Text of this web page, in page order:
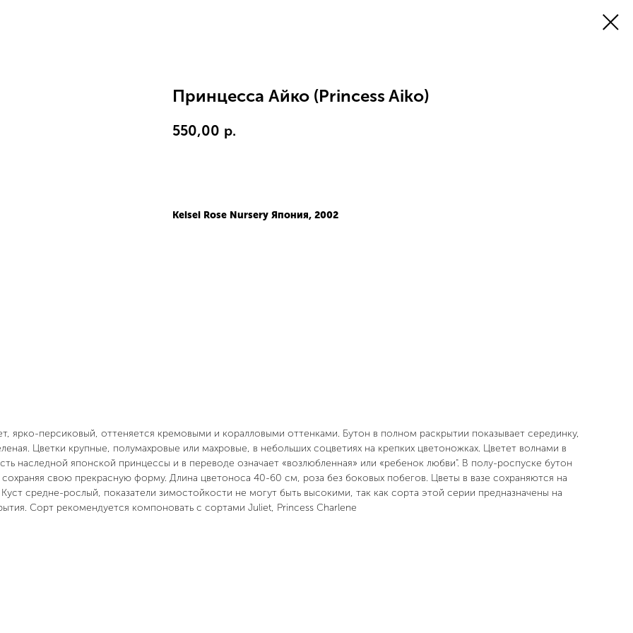
Принцесса Айко (Princess Aiko)
550,00 р.
Keisei Rose Nursery Япония, 2002
ярко-персиковый, оттеняется кремовыми и коралловыми оттенками. Бутон в полном раскрытии показывает серединку,
Цветки крупные, полумахровые или махровые, в небольших соцветиях на крепких цветоножках. Цветет волнами в
наследной японской принцессы и в переводе означает «возлюбленная» или «ребенок любви". В полу-роспуске бутон
свою прекрасную форму. Длина цветоноса 40-60 см, роза без боковых побегов. Цветы в вазе сохраняются на
средне-рослый, показатели зимостойкости не могут быть высокими, так как сорта этой серии предназначены на
Сорт рекомендуется компоновать с сортами Juliet, Princess Charlene